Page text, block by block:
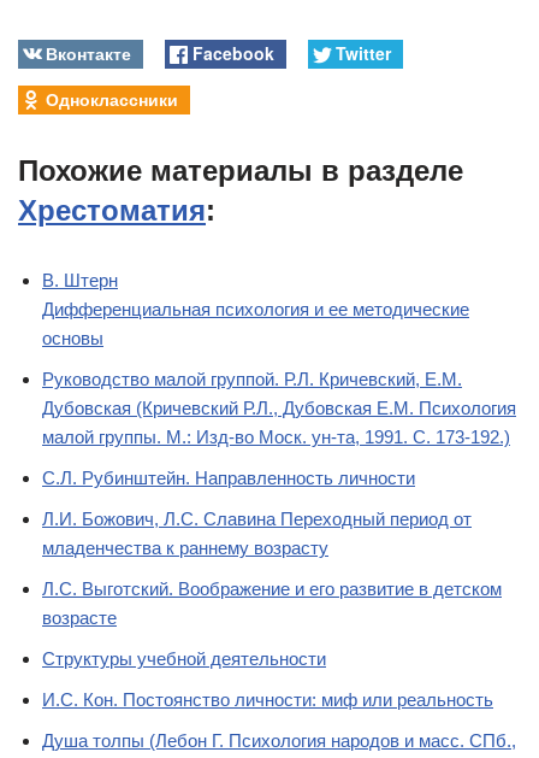
Вконтакте Facebook
Twitter
Одноклассники
Похожие материалы в разделе
Хрестоматия:
В. Штерн
Дифференциальная психология и ее методические
основы
Руководство малой группой. Р.Л. Кричевский, Е.М.
Дубовская (Кричевский Р.Л., Дубовская Е.М. Психология
малой группы. М.: Изд-во Моск. ун-та, 1991. С. 173-192.)
С.Л. Рубинштейн. Направленность личности
Л.И. Божович, Л.С. Славина Переходный период от
младенчества к раннему возрасту
Л.С. Выготский. Воображение и его развитие в детском
возрасте
Структуры учебной деятельности
И.С. Кон. Постоянство личности: миф или реальность
Душа толпы (Лебон Г. Психология народов и масс. СПб.,